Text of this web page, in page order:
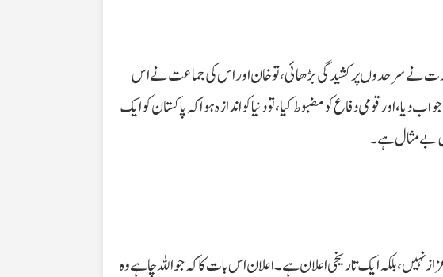
نے سرحدوں پر کشیدگی بڑھائی، تو خان اور اس کی جماعت نے اس
اور قومی دفاع کو مضبوط کیا، تو دنیا کو اندازہ ہوا کہ پاکستان کو ایک
بے مثال ہے۔
نہیں، بلکہ ایک تاریخی اعلان ہے۔ اعلان اس بات کا کہ جو اللہ چاہے وہ